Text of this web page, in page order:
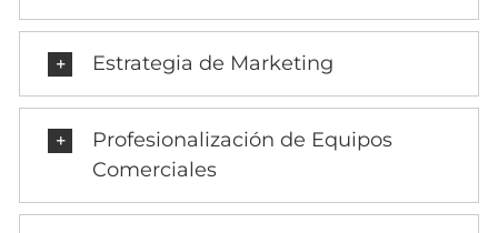
Estrategia de Marketing
Profesionalización de Equipos
Comerciales